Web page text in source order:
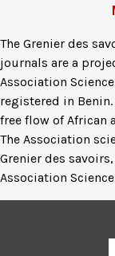
The Grenier des
journals are a
Association
registered in
free flow of African
The Association
Grenier des
Association